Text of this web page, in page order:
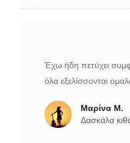
Έχω ήδη πετύχει
όλα εξελίσσονται
Μαρίνα Μ.
Δασκάλα